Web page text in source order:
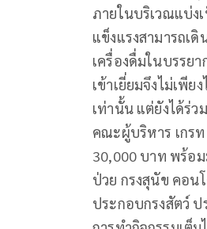
ภายในบริเวณแบ่ง
แข็งแรงสามารถเ
เครื่องดื่มในบรรย
เข้าเยี่ยมจึงไม่เพี
เท่านั้น แต่ยังได้ร่
คณะผู้บริหาร เกร
30,000 บาท พร้อ
ป่วย กรงสุนัข คอน
ประกอบกรงสัตว์